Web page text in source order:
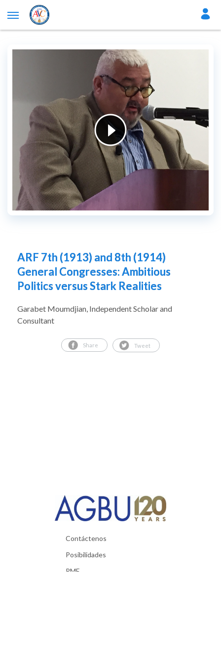
ARF 7th (1913) and 8th (1914)
General Congresses: Ambitious
Politics versus Stark Realities
Garabet Moumdjian, Independent Scholar and
Consultant
Share Tweet
Contáctenos
Posibilidades
PMF